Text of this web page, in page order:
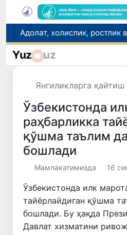
“Мен таниган Ўзбекистон!”
Yuz uz
Янгиликларга қайтиш
Ўзбекистонда
раҳбарликка
қўшма таълим
бошлади
Мамлакатимизда 16
Ўзбекистонда илк
тайёрлайдиган қўшма
бошлади. Бу ҳақда
Давлат хизматини